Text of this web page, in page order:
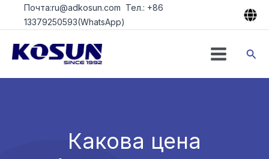
ПерейтиПочта:ru@adkosun.com Тел.: +86
13379250593(WhatsApp)
Какова цена